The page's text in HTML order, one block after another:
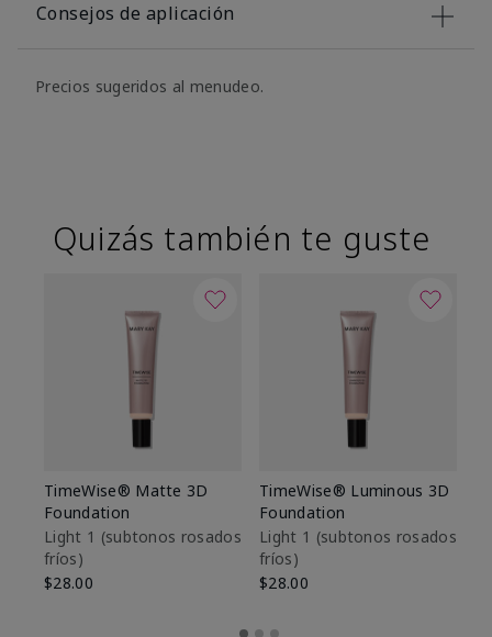
Consejos de aplicación
Precios sugeridos al menudeo.
Quizás también te guste
TimeWise® Matte 3D
Foundation
Light 1​ (subtonos rosados
fríos)
$28.00
TimeWise® Luminous 3D
Foundation
Light 1​ (subtonos rosados
fríos)
$28.00